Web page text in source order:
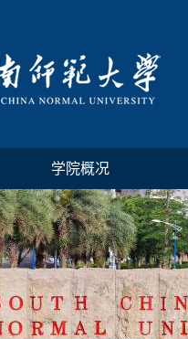
学院概况